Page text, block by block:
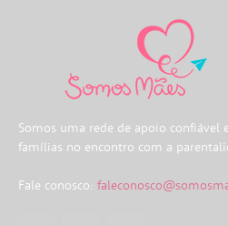
Somos uma rede de apoio confiável
famílias no encontro com a
Fale conosco: